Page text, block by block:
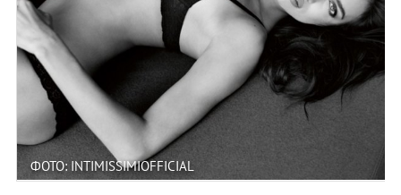
ФОТО: INTIMISSIMIOFFICIAL